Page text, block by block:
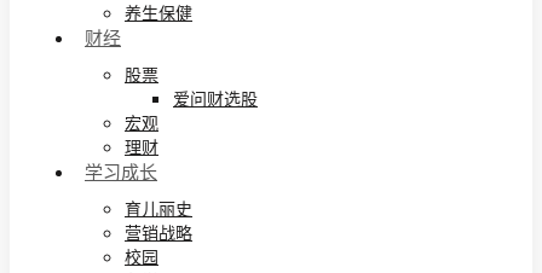
养生保健
财经
股票
爱问财选股
宏观
理财
学习成长
育儿丽史
营销战略
校园